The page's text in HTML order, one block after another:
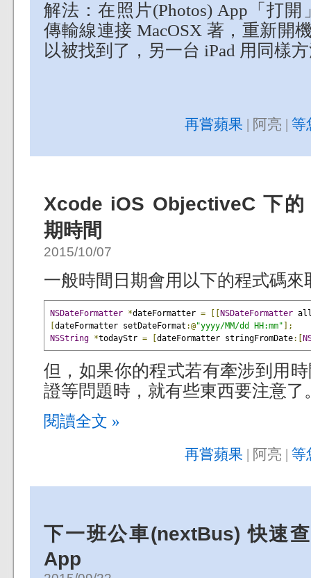
解法：在照片(Photos) App「打
傳輸線連接 MacOSX 著，重新開
以被找到了，另一台 iPad 用同樣
再嘗蘋果 | 阿亮 | 等
Xcode iOS ObjectiveC 下
期時間
2015/10/07
一般時間日期會用以下的程式碼來
NSDateFormatter *dateFormatter = [[NSDateFormatter
[dateFormatter setDateFormat :@"yyyy/MM/dd HH:mm" ];
NSString *todayStr = [dateFormatter stringFromDate:[
但，如果你的程式若有牽涉到用
證等問題時，就有些東西要注意了
閱讀全文 »
再嘗蘋果 | 阿亮 | 等
下一班公車(nextBus) 快速
App